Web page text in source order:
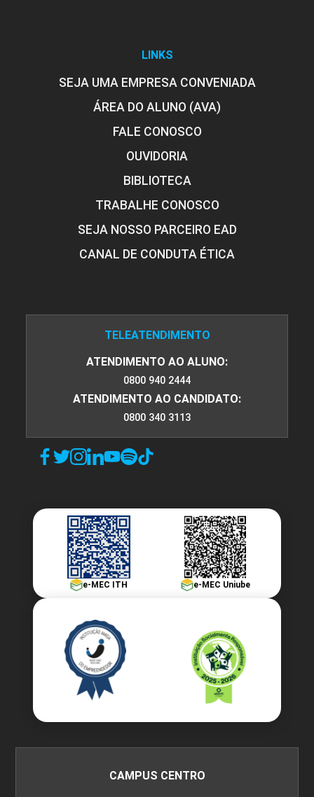
LINKS
SEJA UMA EMPRESA CONVENIADA
ÁREA DO ALUNO (AVA)
FALE CONOSCO
OUVIDORIA
BIBLIOTECA
TRABALHE CONOSCO
SEJA NOSSO PARCEIRO EAD
CANAL DE CONDUTA ÉTICA
TELEATENDIMENTO
ATENDIMENTO AO ALUNO:
0800 940 2444
ATENDIMENTO AO CANDIDATO:
0800 340 3113
e-MEC ITH e-MEC Uniube
CAMPUS CENTRO